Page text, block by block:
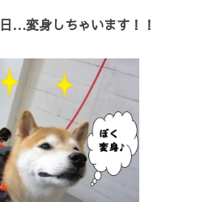
…変身しちゃいます！！